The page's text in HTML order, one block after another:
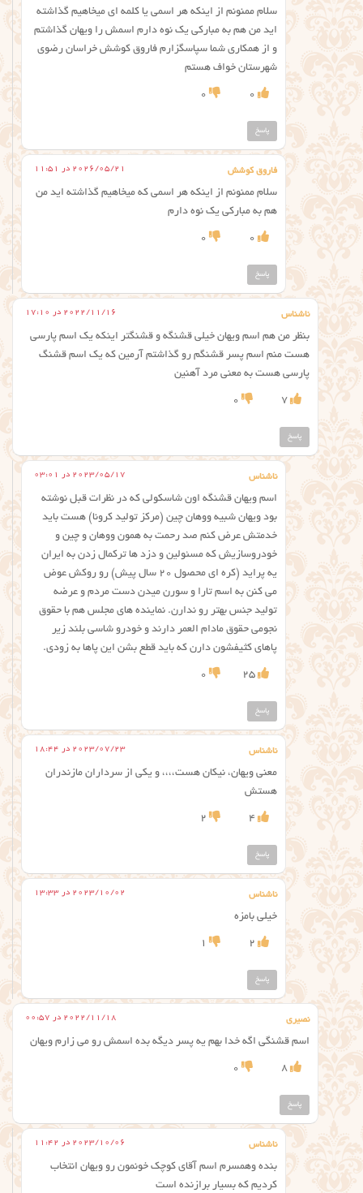
سلام ممنونم از اینکه هر اسمی یا کلمه ای میخاهیم گذاشته
اید من هم به مبارکی یک نوه دارم اسمش را ویهان گذاشتم
و از همکاری شما سپاسگزارم فاروق کوشش خراسان رضوی
شهرستان خواف هستم
0
0
پاسخ
فاروق کوشش 2026/05/21 در 11:51
سلام ممنونم از اینکه هر اسمی که میخاهیم گذاشته اید من
هم به مبارکی یک نوه دارم
0
0
پاسخ
ناشناس 2022/11/16 در 17:10
بنظر من هم اسم ویهان خیلی قشنگه و قشنگتر اینکه یک اسم پارسی
هست منم اسم پسر قشنگم رو گذاشتم آرمین که یک اسم قشنگ
پارسی هست به معنی مرد آهنین
7
0
پاسخ
ناشناس 2023/05/17 در 03:01
اسم ویهان قشنگه اون شاسکولی که در نظرات قبل نوشته
بود ویهان شبیه ووهان چین (مرکز تولید کرونا) هست باید
خدمتش عرض کنم صد رحمت به همون ووهان و چین و
خودروسازیش که مسئولین و دزد ها ترکمال زدن به ایران
یه پراید (کره ای محصول ۲۰ سال پیش) رو روکش عوض
می کنن به اسم تارا و سورن میدن دست مردم و عرضه
تولید جنس بهتر رو ندارن. نماینده های مجلس هم با حقوق
نجومی حقوق مادام العمر دارند و خودرو شاسی بلند زیر
پاهای کثیفشون دارن که باید قطع بشن این پاها به زودی.
25
0
پاسخ
ناشناس 2023/07/23 در 18:44
معنی ویهان، نیکان هست،،،، و یکی از سرداران مازندران
هستش
4
2
پاسخ
ناشناس 2023/10/02 در 13:33
خیلی بامزه
2
1
پاسخ
نصیری 2022/11/18 در 00:57
اسم قشنگی اگه خدا بهم یه پسر دیگه بده اسمش رو می زارم ویهان
8
0
پاسخ
ناشناس 2023/10/06 در 11:42
بنده وهمسرم اسم آقای کوچک خونمون رو ویهان انتخاب
کردیم که بسیار برازنده است